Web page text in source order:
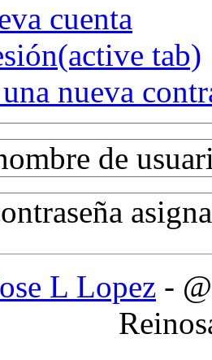
cuenta
(active tab)
nueva
de
L Lopez -